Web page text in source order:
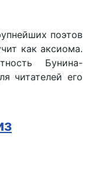
поэтов
как аксиома.
Бунина-
читателей его